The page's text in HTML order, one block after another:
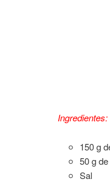
Ingredientes:
150 g
50 g
Sal